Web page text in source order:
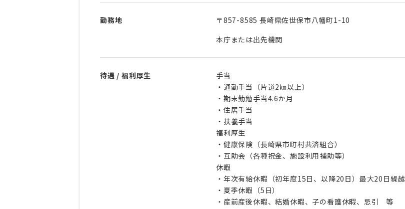
勤務地
〒857-8585 長崎県佐世保市八幡町1-10
本庁または出先機関
待遇 / 福利厚生
手当
・通勤手当（片道2㎞以上）
・期末勤勉手当4.6か月
・住居手当
・扶養手当
福利厚生
・健康保険（長崎県市町村共済組合）
・互助会（各種祝金、施設利用補助等）
休暇
・年次有給休暇（初年度15日、以降20日）最大20日繰越
・夏季休暇（5日）
・産前産後休暇、結婚休暇、子の看護休暇、忌引 等